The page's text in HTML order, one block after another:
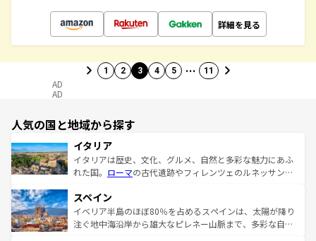
詳細を見る
1 2 3 4 5 … 11
AD
AD
人気の国と地域から探す
イタリア
イタリアは歴史、文化、グルメ、自然と多彩な魅力にあふ
れた国。 ローマの古代遺跡やフィレンツェのルネッサンス
ろん、トスカーナの美しい田園風景やアマルフィ海岸の絶
景など、自然景観も見逃せない。観光の合間には、本場の
ピザやパスタなど、絶品のイタリア料理を堪能することも
スペイン
イベリア半島のほぼ80％を占めるスペインは、太陽が降り
注ぐ地中海沿岸から雄大なピレネー山脈まで、多彩な自然